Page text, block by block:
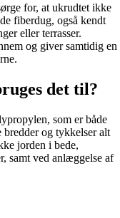
for, at ukrudtet ikke
fiberdug, også kendt
eller terrasser.
og giver samtidig en
det til?
som er både
og tykkelser alt
jorden i bede,
samt ved anlæggelse af